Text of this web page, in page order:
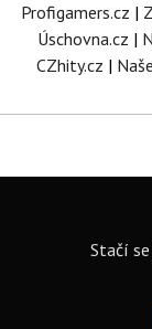
Profigamers.cz |
Úschovna.cz |
CZhity.cz |
Stačí